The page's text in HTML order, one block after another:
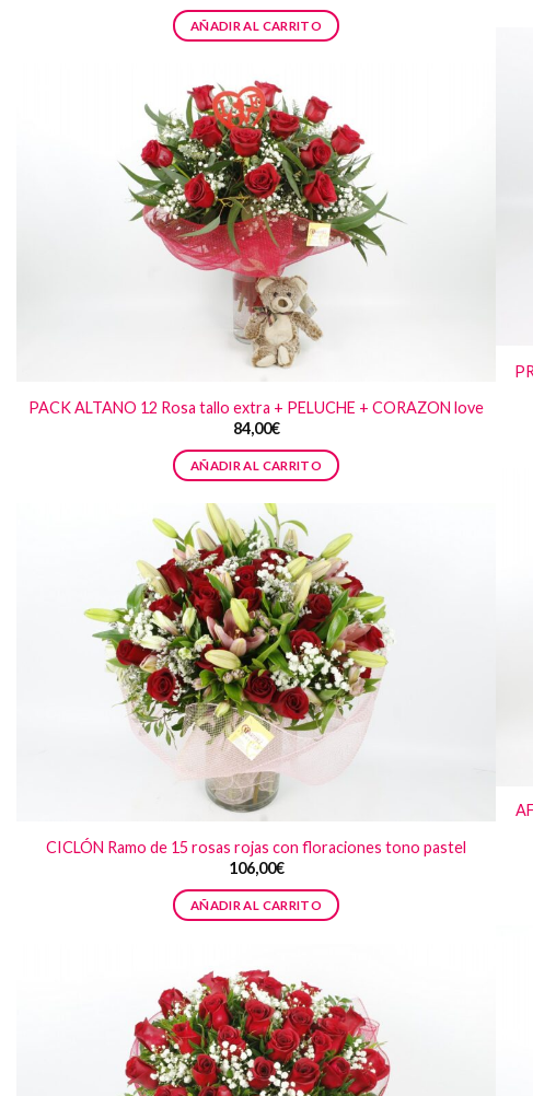
AÑADIR AL CARRITO
PACK ALTANO 12 Rosa tallo extra + PELUCHE + CORAZON love
84,00€
AÑADIR AL CARRITO
CICLÓN Ramo de 15 rosas rojas con floraciones tono pastel
106,00€
AÑADIR AL CARRITO